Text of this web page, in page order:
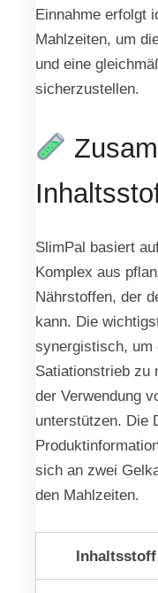
Einnahme erfolgt
Mahlzeiten, um
und eine
sicherzustellen.
SlimPal basiert
Komplex aus
Nährstoffen, der
kann. Die
synergistisch, um
Satiationstrieb zu
der Verwendung
unterstützen. Die
sich an zwei
den Mahlzeiten.
Inhaltsstoff